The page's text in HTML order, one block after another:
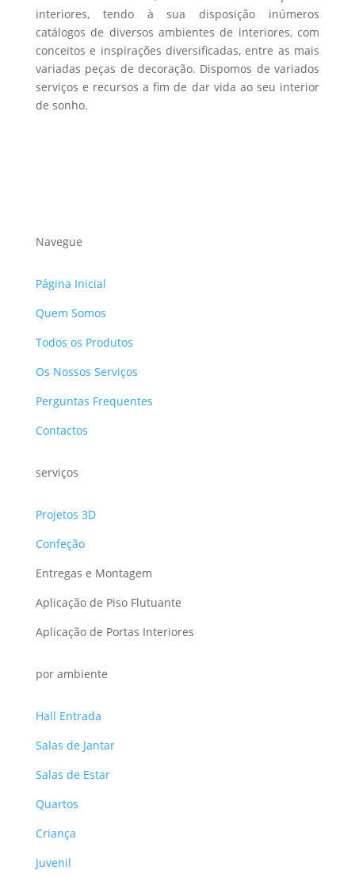
page
interiores, tendo à sua disposição inúmeros
catálogos de diversos ambientes de interiores, com
conceitos e inspirações diversificadas, entre as mais
variadas peças de decoração. Dispomos de variados
serviços e recursos a fim de dar vida ao seu interior
de sonho.
Navegue
Página Inicial
Quem Somos
Todos os Produtos
Os Nossos Serviços
Perguntas Frequentes
Contactos
serviços
Projetos 3D
Confeção
Entregas e Montagem
Aplicação de Piso Flutuante
Aplicação de Portas Interiores
por ambiente
Hall Entrada
Salas de Jantar
Salas de Estar
Quartos
Criança
Juvenil